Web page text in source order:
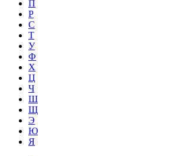
П
Р
С
Т
У
Ф
Х
Ц
Ч
Ш
Щ
Э
Ю
Я